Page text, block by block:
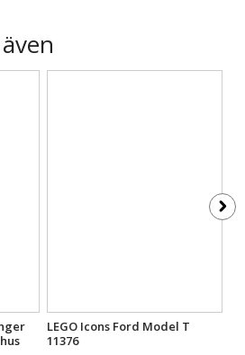
LEGO Icons Ford Model T
11376